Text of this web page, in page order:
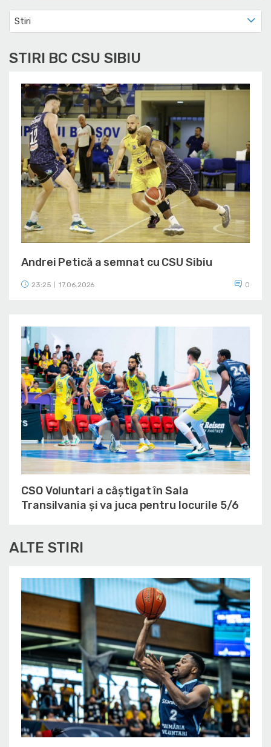
Stiri
STIRI BC CSU SIBIU
Andrei Petică a semnat cu CSU Sibiu
23:25 17.06.2026 0
CSO Voluntari a câștigat în Sala
Transilvania și va juca pentru locurile 5/6
ALTE STIRI